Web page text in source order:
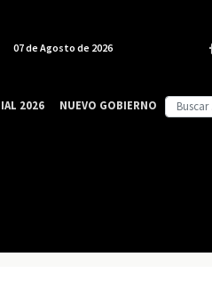
07 de Agosto de 2026
2026 NUEVO GOBIERNO